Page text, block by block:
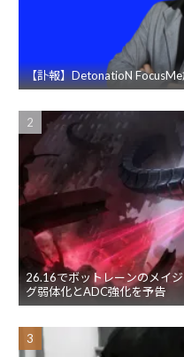
【訃報】DetonatioN
26.16でボットレーンのメイ
グ弱体化とADC強化を予告